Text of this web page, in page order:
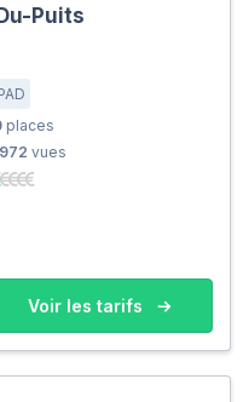
Puits
places
vues
Voir les tarifs